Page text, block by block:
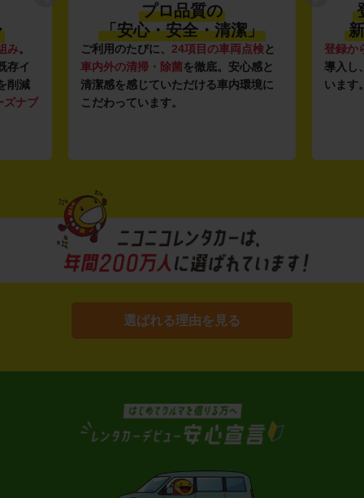
み。
存イ
削減
ズナブ
プロ品質の
「安心・安全・清潔」
ご利用のたびに、 24項目の車両点検と
車内外の清掃・除菌を徹底。安心感と
清潔感を感じていただける車内環境に
こだわっています。
登録か
導入し
います
選ばれる理由を見る